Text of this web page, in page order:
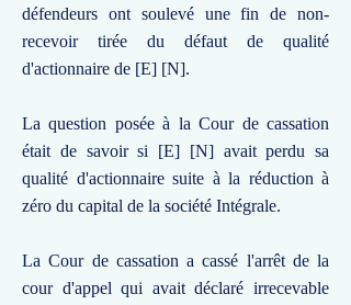
défendeurs ont soulevé une fin de non-
recevoir tirée du défaut de qualité
d'actionnaire de [E] [N].
La question posée à la Cour de cassation
était de savoir si [E] [N] avait perdu sa
qualité d'actionnaire suite à la réduction à
zéro du capital de la société Intégrale.
La Cour de cassation a cassé l'arrêt de la
cour d'appel qui avait déclaré irrecevable